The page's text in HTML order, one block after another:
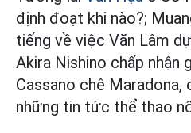
định đoạt khi nào?;
tiếng về việc Văn Lâm
Akira Nishino chấp nhận
Cassano chê Maradona,
những tin tức thể thao